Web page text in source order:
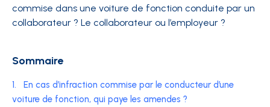
commise dans une voiture de fonction conduite par un
collaborateur ? Le collaborateur ou l’employeur ?
Sommaire
1.
En cas d’infraction commise par le conducteur d’une
voiture de fonction, qui paye les amendes ?